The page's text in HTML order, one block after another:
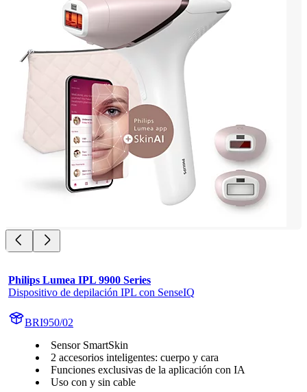
Philips Lumea IPL 9900 Series
Dispositivo de depilación IPL con SenseIQ
BRI950/02
Sensor SmartSkin
2 accesorios inteligentes: cuerpo y cara
Funciones exclusivas de la aplicación con IA
Uso con y sin cable